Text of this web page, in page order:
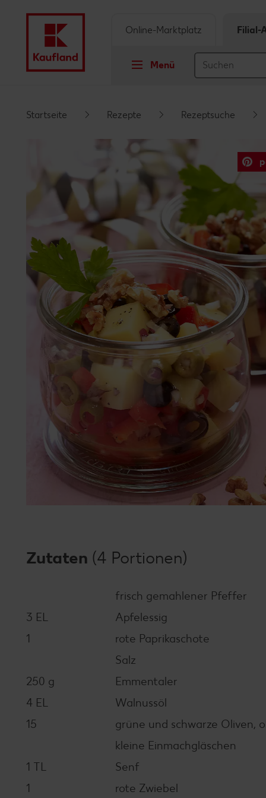
Schwebender Seitenbereich
Menü
Online-Marktplatz Filial-
Startseite Rezepte Rezeptsuche
Zutaten (4 Portionen)
frisch gemahlener Pfeffer
3 EL
Apfelessig
1
rote Paprikaschote
Salz
250 g
Emmentaler
4 EL
Walnussöl
15
grüne und schwarze Oliven,
kleine Einmachgläschen
1 TL
Senf
1
rote Zwiebel